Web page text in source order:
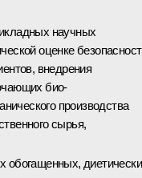
научных
оценке
внедрения
био-
производства
сырья,
обогащенных,